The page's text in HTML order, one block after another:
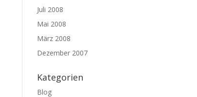
Juli 2008
Mai 2008
März 2008
Dezember 2007
Kategorien
Blog